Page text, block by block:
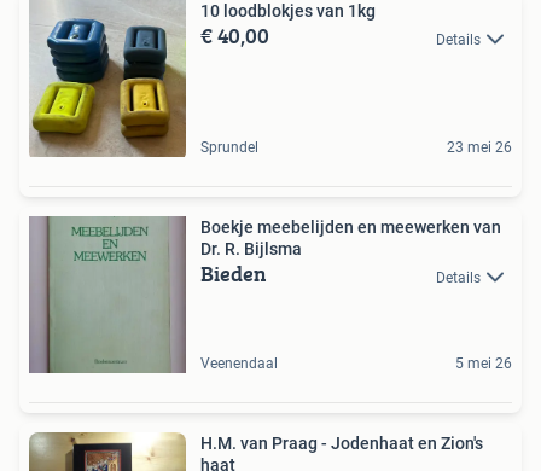
10 loodblokjes van 1kg
€ 40,00 Details
Sprundel 23 mei 26
Boekje meebelijden en meewerken van
Dr. R. Bijlsma
Bieden Details
Veenendaal 5 mei 26
H.M. van Praag - Jodenhaat en Zion's
haat